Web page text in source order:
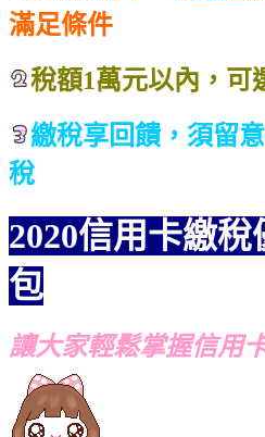
滿足條件
稅額1萬元以內，可
繳稅享回饋，須留
稅
2020信用卡繳
包
讓大家輕鬆掌握信用